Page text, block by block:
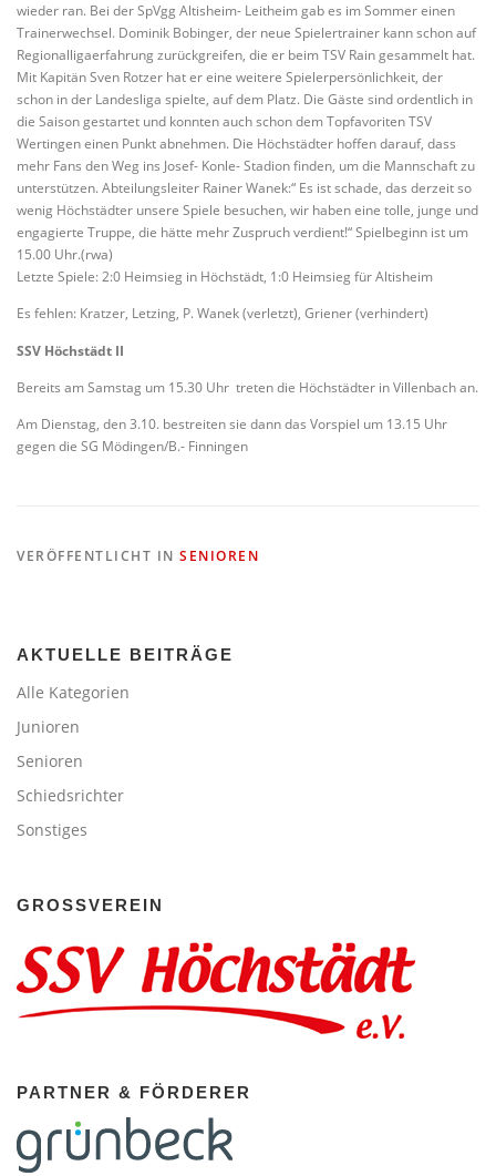
wieder ran. Bei der SpVgg Altisheim- Leitheim gab es im Sommer einen
Trainerwechsel. Dominik Bobinger, der neue Spielertrainer kann schon auf
Regionalligaerfahrung zurückgreifen, die er beim TSV Rain gesammelt hat.
Mit Kapitän Sven Rotzer hat er eine weitere Spielerpersönlichkeit, der
schon in der Landesliga spielte, auf dem Platz. Die Gäste sind ordentlich in
die Saison gestartet und konnten auch schon dem Topfavoriten TSV
Wertingen einen Punkt abnehmen. Die Höchstädter hoffen darauf, dass
mehr Fans den Weg ins Josef- Konle- Stadion finden, um die Mannschaft zu
unterstützen. Abteilungsleiter Rainer Wanek:“ Es ist schade, das derzeit so
wenig Höchstädter unsere Spiele besuchen, wir haben eine tolle, junge und
engagierte Truppe, die hätte mehr Zuspruch verdient!“ Spielbeginn ist um
15.00 Uhr.(rwa)
Letzte Spiele: 2:0 Heimsieg in Höchstädt, 1:0 Heimsieg für Altisheim
Es fehlen: Kratzer, Letzing, P. Wanek (verletzt), Griener (verhindert)
SSV Höchstädt II
Bereits am Samstag um 15.30 Uhr treten die Höchstädter in Villenbach an.
Am Dienstag, den 3.10. bestreiten sie dann das Vorspiel um 13.15 Uhr
gegen die SG Mödingen/B.- Finningen
VERÖFFENTLICHT IN SENIOREN
AKTUELLE BEITRÄGE
Alle Kategorien
Junioren
Senioren
Schiedsrichter
Sonstiges
GROSSVEREIN
PARTNER & FÖRDERER